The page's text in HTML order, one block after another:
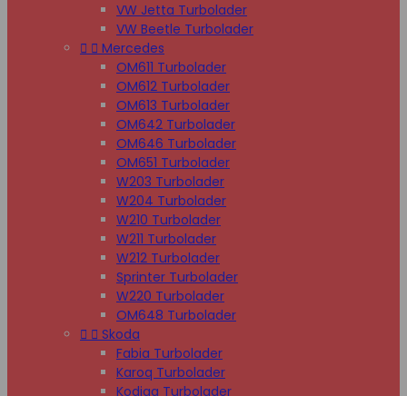
VW Jetta Turbolader
VW Beetle Turbolader
  Mercedes
OM611 Turbolader
OM612 Turbolader
OM613 Turbolader
OM642 Turbolader
OM646 Turbolader
OM651 Turbolader
W203 Turbolader
W204 Turbolader
W210 Turbolader
W211 Turbolader
W212 Turbolader
Sprinter Turbolader
W220 Turbolader
OM648 Turbolader
  Skoda
Fabia Turbolader
Karoq Turbolader
Kodiaq Turbolader